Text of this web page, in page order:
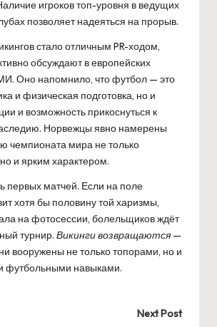
игроков топ-уровня в ведущих
позволяет надеяться на прорыв.
стало отличным PR-ходом,
обсуждают в европейских
Оно напомнило, что футбол — это
и физическая подготовка, но и
и возможность прикоснуться к
Норвежцы явно намерены
чемпионата мира не только
и ярким характером.
первых матчей. Если на поле
хотя бы половину той харизмы,
на фотосессии, болельщиков ждёт
турнир. Викинги возвращаются —
вооружены не только топорами, но и
футбольными навыками.
Next Post